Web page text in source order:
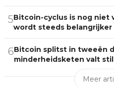
5Bitcoin-cyclus is nog niet voorbij, maar rente
wordt steeds belangrijker
6Bitcoin splitst in tweeën
minderheidsketen valt stil
Meer